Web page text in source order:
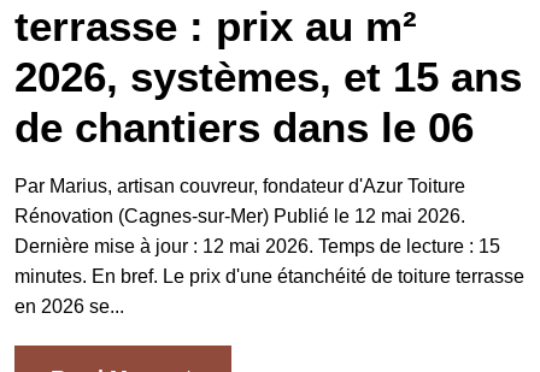
terrasse : prix au m²
2026, systèmes, et 15 ans
de chantiers dans le 06
Par Marius, artisan couvreur, fondateur d'Azur Toiture
Rénovation (Cagnes-sur-Mer) Publié le 12 mai 2026.
Dernière mise à jour : 12 mai 2026. Temps de lecture : 15
minutes. En bref. Le prix d'une étanchéité de toiture terrasse
en 2026 se...